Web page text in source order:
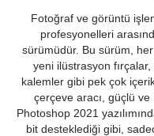
Fotoğraf ve görüntü
profesyonelleri
sürümüdür. Bu sürüm,
yeni ilüstrasyon
kalemler gibi pek çok
çerçeve aracı, güçlü
Photoshop 2021
bit desteklediği gibi,